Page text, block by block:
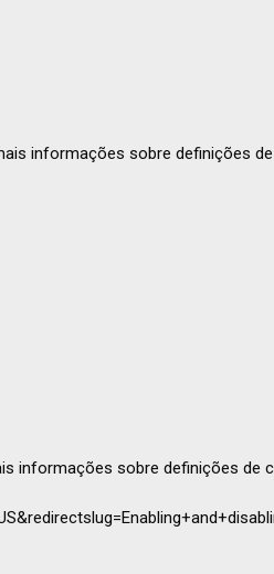
informações sobre definições
informações sobre definições de